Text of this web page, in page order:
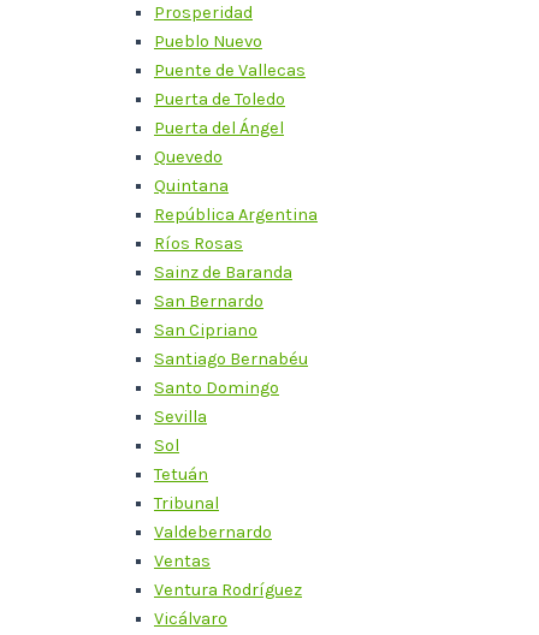
Prosperidad
Pueblo Nuevo
Puente de Vallecas
Puerta de Toledo
Puerta del Ángel
Quevedo
Quintana
República Argentina
Ríos Rosas
Sainz de Baranda
San Bernardo
San Cipriano
Santiago Bernabéu
Santo Domingo
Sevilla
Sol
Tetuán
Tribunal
Valdebernardo
Ventas
Ventura Rodríguez
Vicálvaro